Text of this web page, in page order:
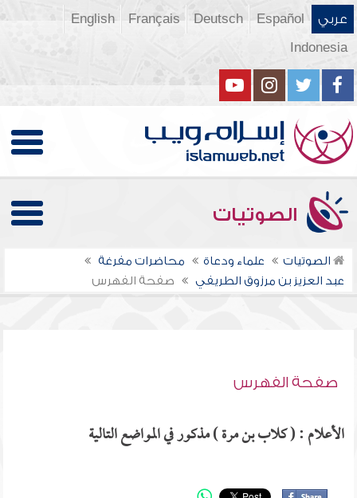
عربي Español
Deutsch
Français
English
Indonesia
الصوتيات
الصوتيات علماء ودعاة
محاضرات مفرغة
عبد العزيز بن مرزوق الطريفي
صفحة الفهرس
صفحة الفهرس
الأعلام : ( كلاب بن مرة ) مذكور في المواضع التالية